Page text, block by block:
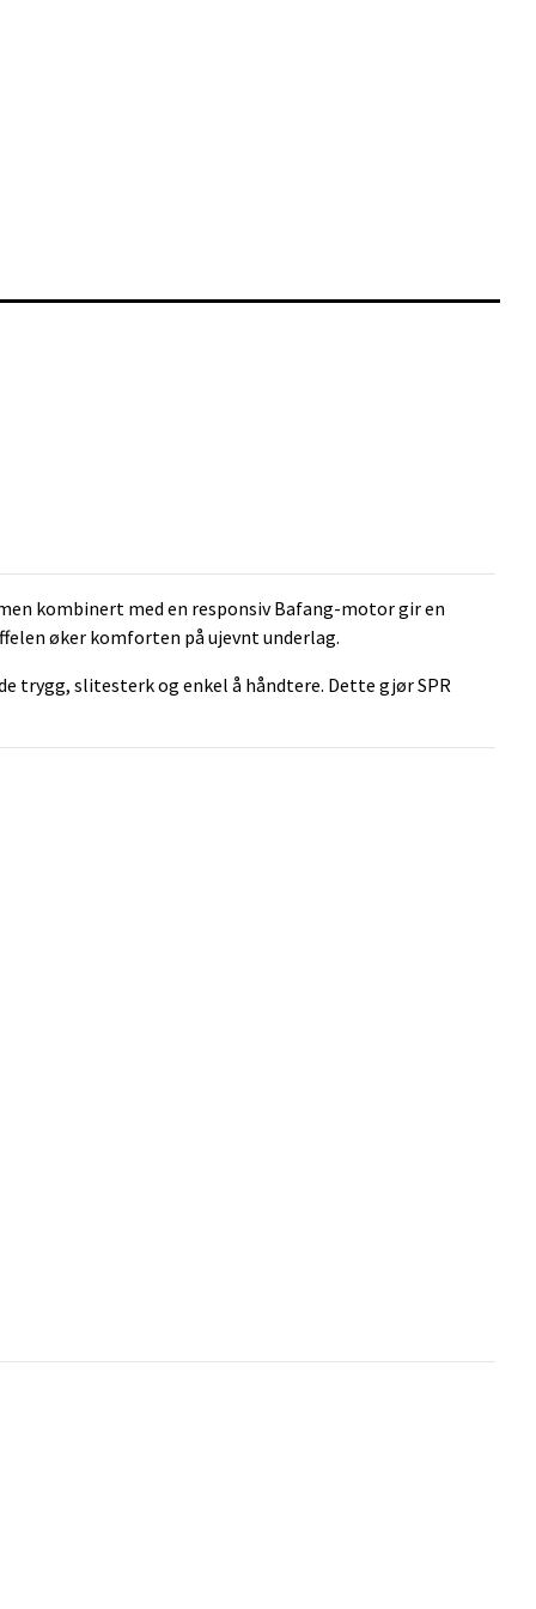
kombinert med en responsiv Bafang-motor gir en
øker komforten på ujevnt underlag.
trygg, slitesterk og enkel å håndtere. Dette gjør SPR